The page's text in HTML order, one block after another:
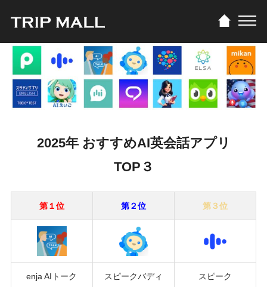
2025年 おすすめAI英会話アプリ
TOP３
第１位 第２位 第３位
enja AIトーク スピークバディ スピーク